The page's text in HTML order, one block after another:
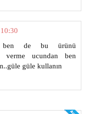
ben de bu ürünü
verme ucundan ben
güle kullanın